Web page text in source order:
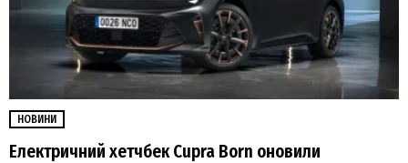
НОВИНИ
Електричний хетчбек Cupra Born оновили